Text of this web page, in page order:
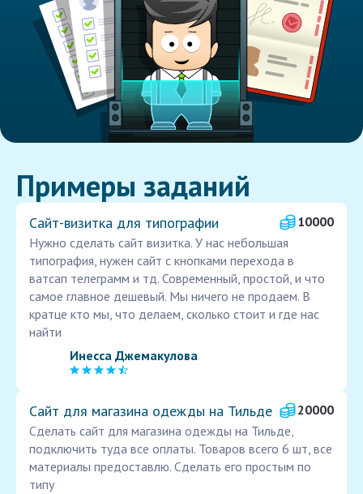
Примеры заданий
Сайт-визитка для типографии
10000
Нужно сделать сайт визитка. У нас небольшая
типография, нужен сайт с кнопками перехода в
ватсап телеграмм и тд. Современный, простой, и что
самое главное дешевый. Мы ничего не продаем. В
кратце кто мы, что делаем, сколько стоит и где нас
найти
Инесса Джемакулова
Сайт для магазина одежды на Тильде
20000
Сделать сайт для магазина одежды на Тильде,
подключить туда все оплаты. Товаров всего 6 шт, все
материалы предоставлю. Сделать его простым по
типу